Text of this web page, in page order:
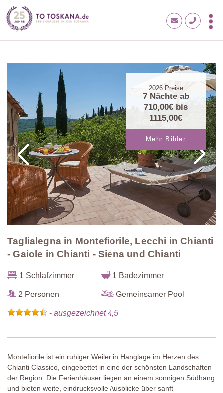
2026Preise
7 Nächte ab
710,00€bis
1115,00€
Mehr Bilder
Taglialegna in Montefiorile, Lecchi in Chianti
- Gaiole in Chianti - Siena und Chianti
1 Schlafzimmer 1 Badezimmer
2 Personen Gemeinsamer Pool
- ausgezeichnet 4,5
Montefiorile ist ein ruhiger Weiler in Hanglage im Herzen des
Chianti Classico, eingebettet in eine der schönsten Landschaften
der Region. Die Ferienhäuser liegen an einem sonnigen Südhang
und bieten weite, eindrucksvolle Ausblicke über sanft